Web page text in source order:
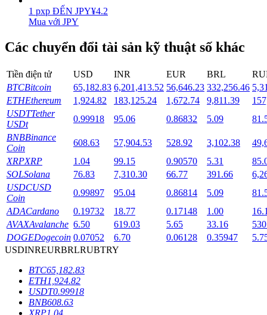
Launchpool
Đặt cọc linh hoạt để kiếm được các token phổ biến.
Khóa BTR
1 pxp ĐẾN JPY¥4.2
Mua với JPY
Các chuyển đổi tài sản kỹ thuật số khác
Tiền điện tử USD INR EUR BRL
BTCBitcoin 65,182.83 6,201,413.52 56,646.23 332,256.46
ETHEthereum 1,924.82 183,125.24 1,672.74 9,811.39
USDTTether
USDt
0.99918 95.06 0.86832 5.09
BNBBinance
Coin
608.63 57,904.53 528.92 3,102.38
XRPXRP 1.04 99.15 0.90570 5.31
SOLSolana 76.83 7,310.30 66.77 391.66
USDCUSD
Coin
0.99897 95.04 0.86814 5.09
ADACardano 0.19732 18.77 0.17148 1.00
AVAXAvalanche 6.50 619.03 5.65 33.16
DOGEDogecoin 0.07052 6.70 0.06128 0.35947
USDINREURBRLRUBTRY
BTC65,182.83
ETH1,924.82
USDT0.99918
BNB608.63
XRP1.04